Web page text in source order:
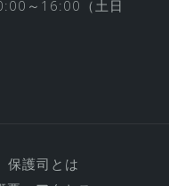
～16:00（土日
保護司とは